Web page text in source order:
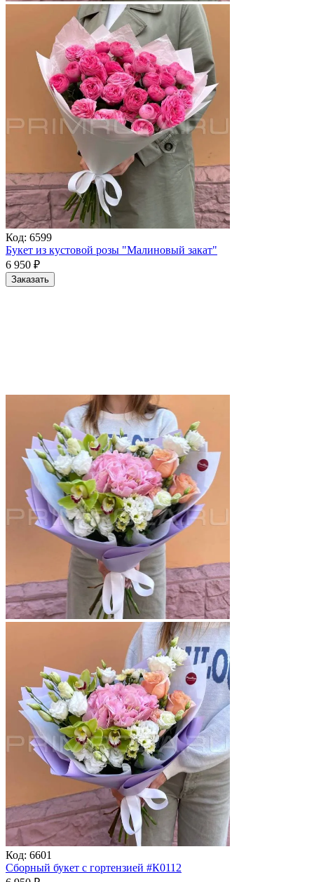
Код: 6599
Букет из кустовой розы "Малиновый закат"
6 950 ₽
Заказать
Код: 6601
Сборный букет с гортензией #К0112